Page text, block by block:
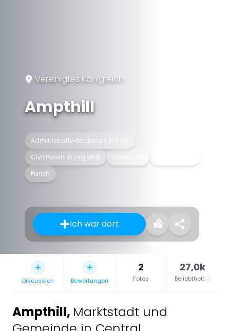
Vereinigtes Königreich
Ampthill
Administrativ-territoriale Entität
Civil Parish in England
Kleinstadt
Parish
Ich war dort
Discussion Bewertungen
2
Fotos
27,0k
Beliebtheit
Ampthill, Marktstadt und